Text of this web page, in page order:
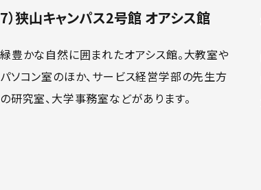
7）狭山キャンパス2号館 オアシス館
緑豊かな自然に囲まれたオアシス館。大教室や
パソコン室のほか、サービス経営学部の先生方
の研究室、大学事務室などがあります。